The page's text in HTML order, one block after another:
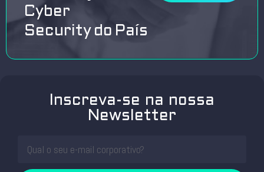
Cyber
Security do País
Inscreva-se na nossa
Newsletter